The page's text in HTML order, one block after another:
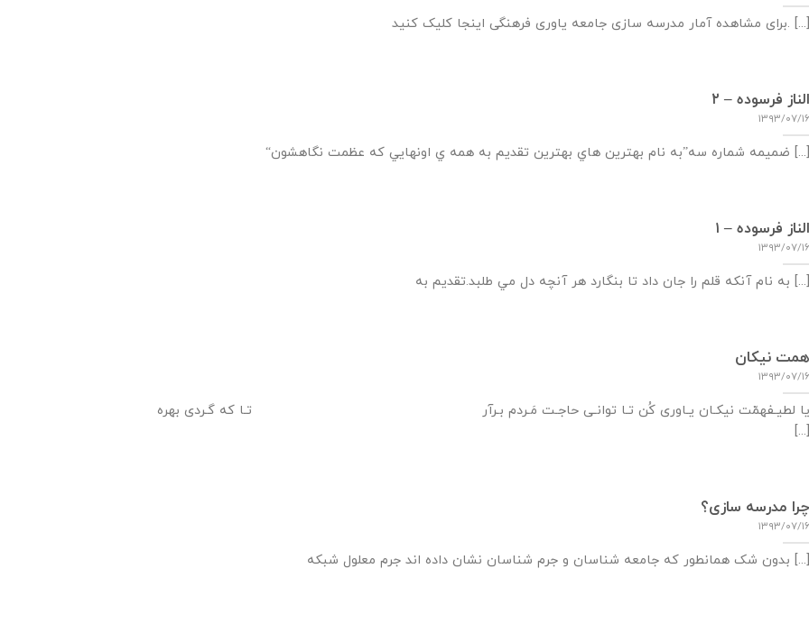
برای مشاهده آمار مدرسه سازی جامعه یاوری فرهنگی اینجا کلیک کنید. [...]
الناز فرسوده – ۲
۱۳۹۳/۰۷/۱۶
“ضميمه شماره سه”به نام بهترين هاي بهترين تقديم به همه ي اونهايي كه عظمت نگاهشون [...]
الناز فرسوده – ۱
۱۳۹۳/۰۷/۱۶
به نام آنكه قلم را جان داد تا بنگارد هر آنچه دل مي طلبد.تقديم به [...]
همت نیکان
۱۳۹۳/۰۷/۱۶
یا لطیـفهمّت نیکـان یـاوری کُن تـا توانـی حاجـت مَـردم بـرآر تـا که گـردی بهره
[...]
چرا مدرسه سازی؟
۱۳۹۳/۰۷/۱۶
بدون شک همانطور که جامعه شناسان و جرم شناسان نشان داده اند جرم معلول شبکه [...]